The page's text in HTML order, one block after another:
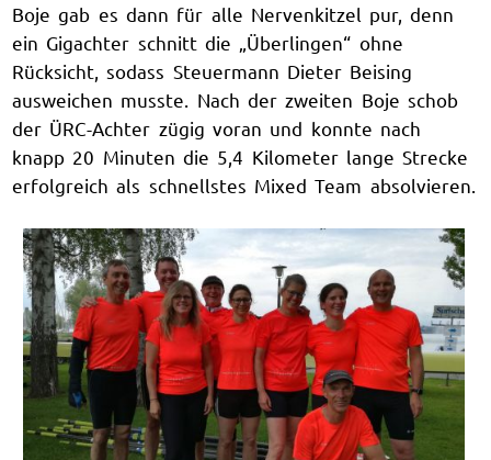
Boje gab es dann für alle Nervenkitzel pur, denn
ein Gigachter schnitt die „Überlingen“ ohne
Rücksicht, sodass Steuermann Dieter Beising
ausweichen musste. Nach der zweiten Boje schob
der ÜRC-Achter zügig voran und konnte nach
knapp 20 Minuten die 5,4 Kilometer lange Strecke
erfolgreich als schnellstes Mixed Team absolvieren.